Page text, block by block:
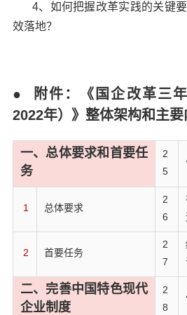
4、如何把握改革实践的关键
效落地？
● 附件：《国企改革三
2022年）》整体架构和主要
一、总体要求和首要任
务
2
5
1 总体要求
2
6
2 首要任务
2
7
二、完善中国特色现代
企业制度
2
8